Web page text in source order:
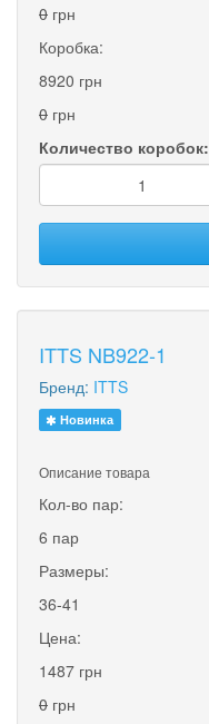
0 грн
Коробка:
8920 грн
0 грн
Количество коробок:
ITTS NB922-1
Бренд: ITTS
Новинка
Описание товара
Кол-во пар:
6 пар
Размеры:
36-41
Цена:
1487 грн
0 грн